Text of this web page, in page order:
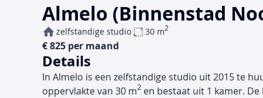
Almelo (Binnenstad
zelfstandige studio 30 m2
€ 825 per maand
Details
In Almelo is een zelfstandige studio uit 2015 te
oppervlakte van 30 m2 en bestaat uit 1 kamer.